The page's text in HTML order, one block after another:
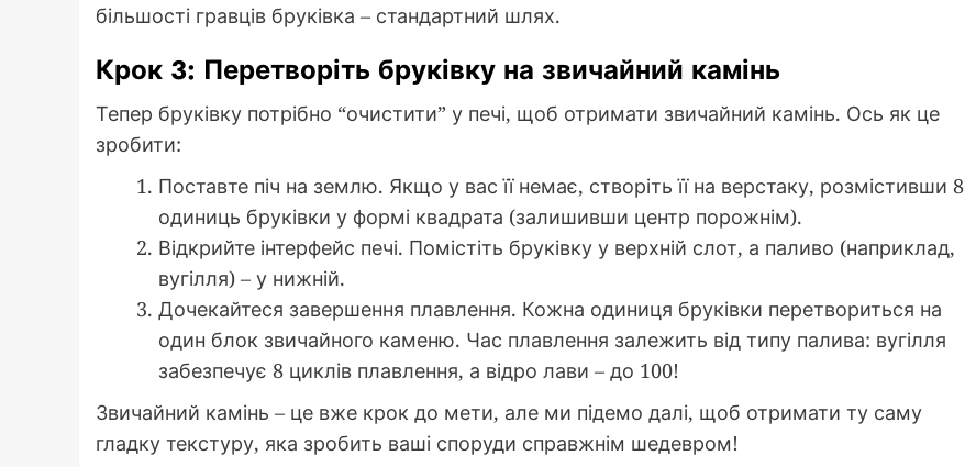
більшості гравців бруківка – стандартний шлях.
Крок 3: Перетворіть бруківку на звичайний камінь
Тепер бруківку потрібно “очистити” у печі, щоб отримати звичайний камінь. Ось як це
зробити:
Поставте піч на землю. Якщо у вас її немає, створіть її на верстаку, розмістивши 8
одиниць бруківки у формі квадрата (залишивши центр порожнім).
Відкрийте інтерфейс печі. Помістіть бруківку у верхній слот, а паливо (наприклад,
вугілля) – у нижній.
Дочекайтеся завершення плавлення. Кожна одиниця бруківки перетвориться на
один блок звичайного каменю. Час плавлення залежить від типу палива: вугілля
забезпечує 8 циклів плавлення, а відро лави – до 100!
Звичайний камінь – це вже крок до мети, але ми підемо далі, щоб отримати ту саму
гладку текстуру, яка зробить ваші споруди справжнім шедевром!